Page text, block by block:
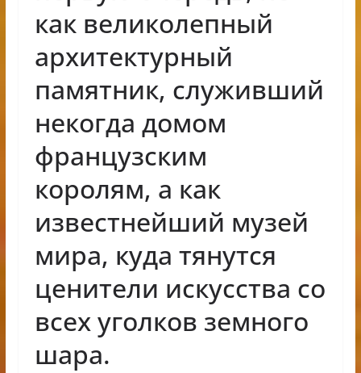
как великолепный
архитектурный
памятник, служивший
некогда домом
французским
королям, а как
известнейший музей
мира, куда тянутся
ценители искусства со
всех уголков земного
шара.